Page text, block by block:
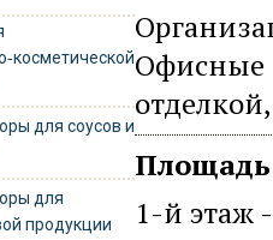
для соусов и
для
продукции
Офисные
отделкой,
1-й этаж